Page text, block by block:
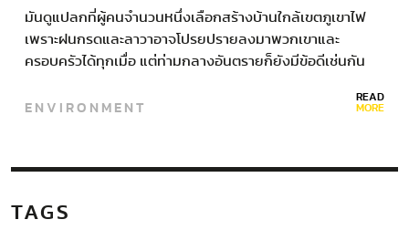
มันดูแปลกที่ผู้คนจำนวนหนึ่งเลือกสร้างบ้านใกล้เขตภูเขาไฟ
เพราะฝนกรดและลาวาอาจโปรยปรายลงมาพวกเขาและ
ครอบครัวได้ทุกเมื่อ แต่ท่ามกลางอันตรายก็ยังมีข้อดีเช่นกัน
ENVIRONMENT READ
MORE
TAGS